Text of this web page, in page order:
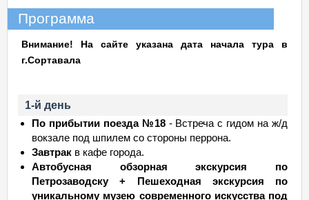
Программа
Внимание! На сайте указана дата начала тура в
г.Сортавала
1-й день
По прибытии поезда №18- Встреча с гидом на ж/д
вокзале под шпилем со стороны перрона.
Завтрак в кафе города.
Автобусная обзорная экскурсия по
Петрозаводску + Пешеходная экскурсия по
уникальному музею современного искусства под